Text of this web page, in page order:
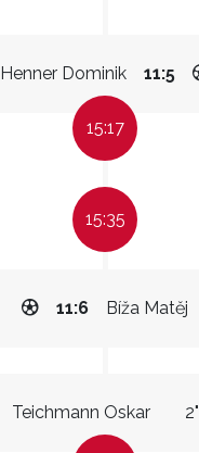
Henner Dominik 11:5
15:17
15:35
Bíža Matěj
11:6
Teichmann Oskar 2"